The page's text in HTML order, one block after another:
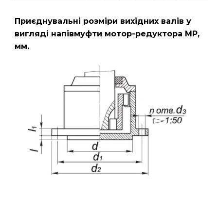
Приєднувальні розміри вихідних валів у
вигляді напівмуфти мотор-редуктора МР,
мм.